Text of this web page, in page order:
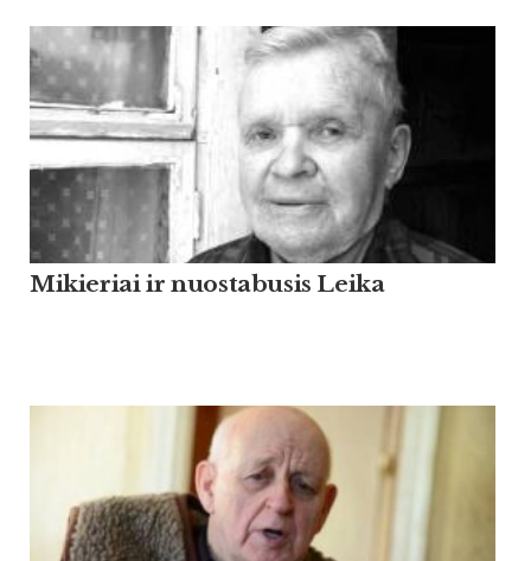
Mikieriai ir nuostabusis Leika